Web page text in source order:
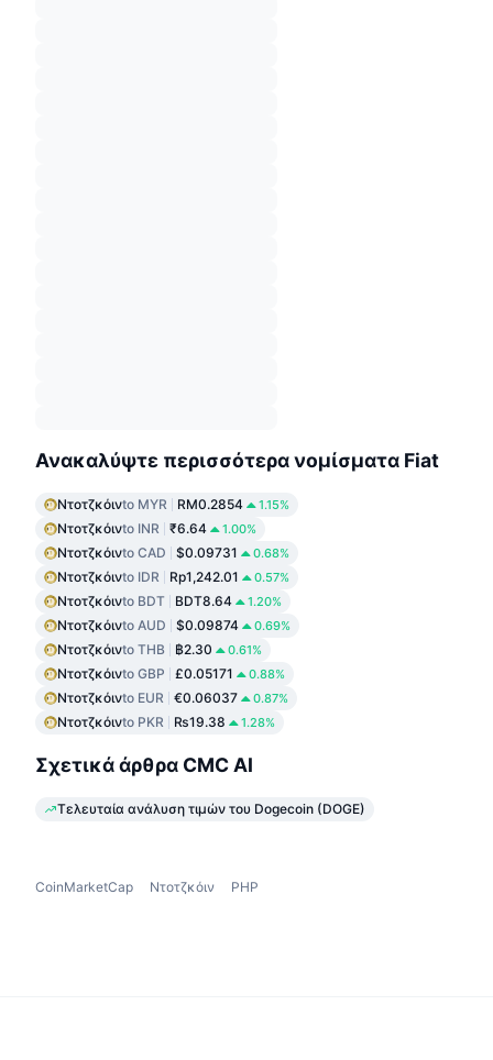
Ανακαλύψτε περισσότερα νομίσματα Fiat
Ντοτζκόινto MYR RM0.2854 1.15%
Ντοτζκόινto INR ₹6.64 1.00%
Ντοτζκόινto CAD $0.09731 0.68%
Ντοτζκόινto IDR Rp1,242.01 0.57%
Ντοτζκόινto BDT BDT8.64 1.20%
Ντοτζκόινto AUD $0.09874 0.69%
Ντοτζκόινto THB ฿2.30 0.61%
Ντοτζκόινto GBP £0.05171 0.88%
Ντοτζκόινto EUR €0.06037 0.87%
Ντοτζκόινto PKR ₨19.38 1.28%
Σχετικά άρθρα CMC AI
Τελευταία ανάλυση τιμών του Dogecoin (DOGE)
CoinMarketCap Ντοτζκόιν PHP